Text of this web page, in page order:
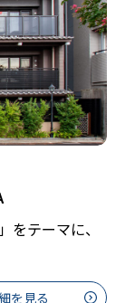
をテーマに、
を見る